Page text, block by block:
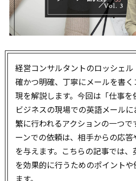
経営コンサルタントのロッシェ
確かつ明確、丁寧にメールを書
現を解説します。今回は「仕事を
ビジネスの現場での英語メール
繁に行われるアクションの一つで
ーンでの依頼は、相手からの応
を与えます。こちらの記事では
を効果的に行うためのポイント
ます。